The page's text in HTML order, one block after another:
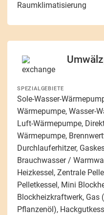
Raumklimatisierung
SPEZIALGEBIETE
Sole-Wasser-
Wärmepumpe, Wasser-
Luft-Wärmepumpe,
Wärmepumpe,
Durchlauferhitzer,
Brauchwasser /
Heizkessel, Zentrale
Pelletkessel, Mini
Blockheizkraftwerk, Gas
Pflanzenöl),